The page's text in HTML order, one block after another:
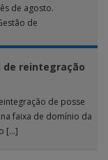
de agosto.
de
reintegração
de posse
faixa de domínio da
[…]